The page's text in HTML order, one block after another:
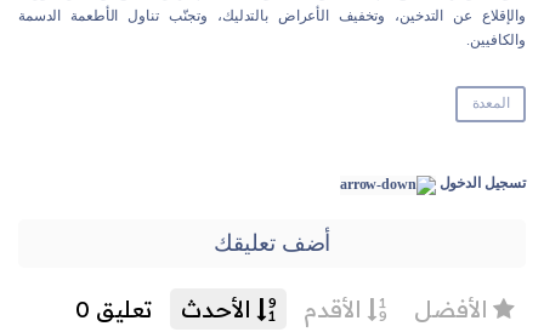
والإقلاع عن التدخين، وتخفيف الأعراض بالتدليك، وتجنّب تناول الأطعمة الدسمة
والكافيين.
المعدة
تسجيل الدخول
أضف تعليقك